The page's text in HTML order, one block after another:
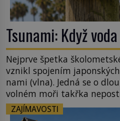
Tsunami: Když
Nejprve špetka
vznikl spojením
nami (vlna). Jedná se o
volném moři takřka
vlnová délka tsunami i
na volném moři je
ZAJÍMAVOSTI